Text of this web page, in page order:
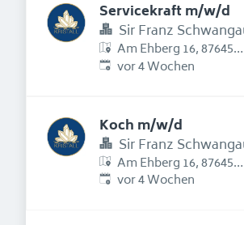
Servicekraft m/w/d
Sir Franz
Am Ehberg 16, 87645
Schwangau,
Erschienen:
vor 4 Wochen
Koch m/w/d
Sir Franz
Am Ehberg 16, 87645
Schwangau,
Erschienen:
vor 4 Wochen